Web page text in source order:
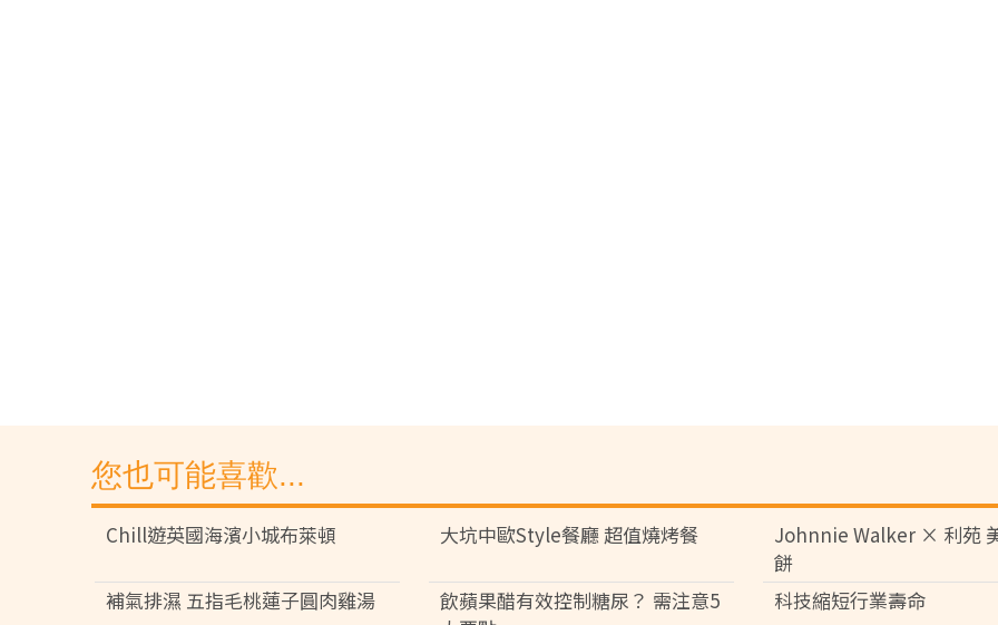
您也可能喜歡...
Chill遊英國海濱小城布萊頓 大坑中歐Style餐廳 超值燒烤餐
Johnnie Walker × 利苑
餅
補氣排濕 五指毛桃蓮子圓肉雞湯
飲蘋果醋有效控制糖尿？ 需注意5
科技縮短行業壽命